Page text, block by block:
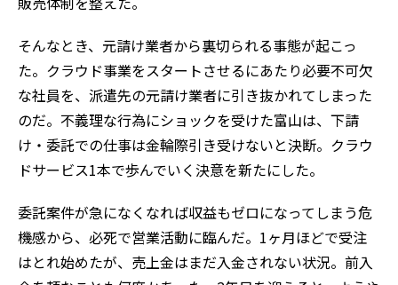
そんなとき、元請け業者から裏切られる事態が起こっ
た。クラウド事業をスタートさせるにあたり必要不可欠
な社員を、派遣先の元請け業者に引き抜かれてしまった
のだ。不義理な行為にショックを受けた富山は、下請
け・委託での仕事は金輪際引き受けないと決断。クラウ
ドサービス1本で歩んでいく決意を新たにした。
委託案件が急になくなれば収益もゼロになってしまう危
機感から、必死で営業活動に臨んだ。1ヶ月ほどで受注
はとれ始めたが、売上金はまだ入金されない状況。前入